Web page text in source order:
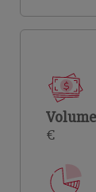
€